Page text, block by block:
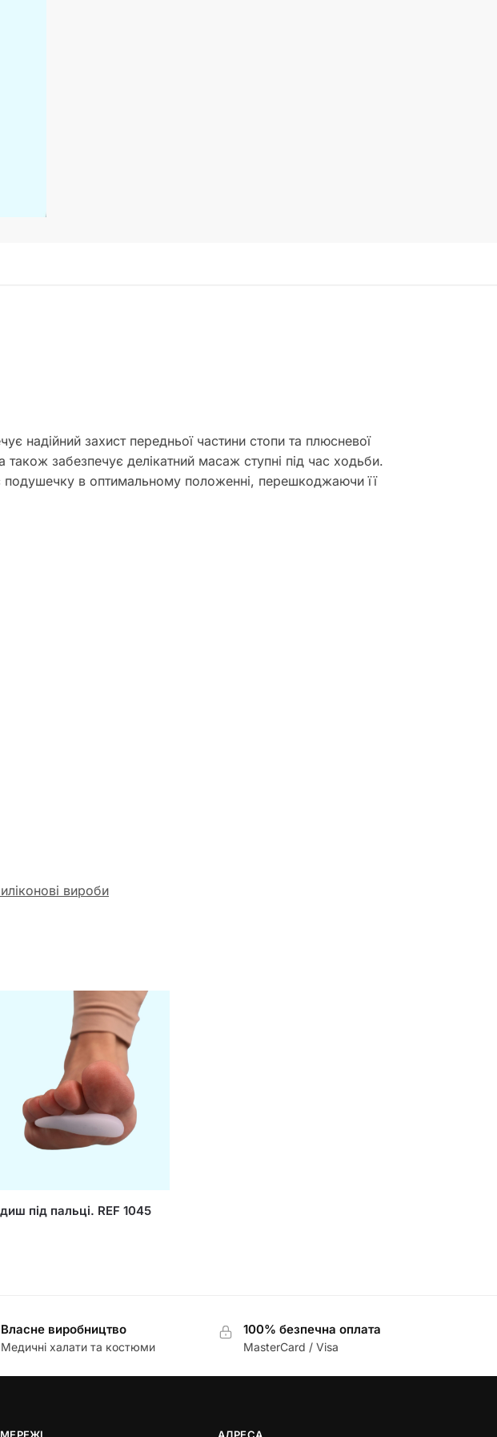
надійний захист передньої частини стопи та плюсневої
забезпечує делікатний масаж ступні під час ходьби.
подушечку в оптимальному положенні, перешкоджаючи її
вироби
під пальці. REF 1045
Власне виробництво
Медичні халати та костюми
100% безпечна оплата
MasterCard / Visa